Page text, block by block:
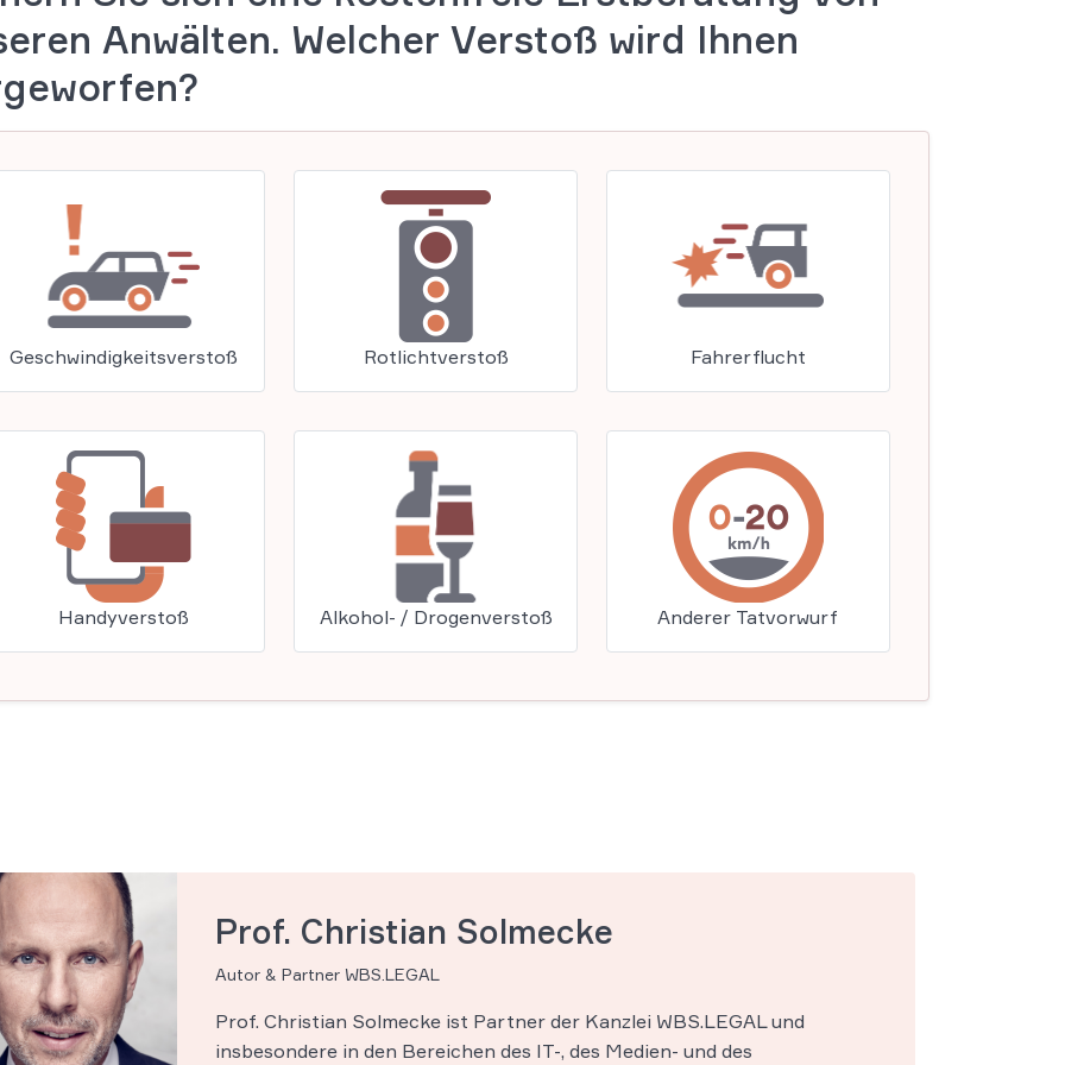
Anwälten. Welcher Verstoß wird Ihnen
Geschwindigkeitsverstoß Rotlichtverstoß Fahrerflucht
Handyverstoß Alkohol- / Drogenverstoß Anderer Tatvorwurf
Prof. Christian Solmecke
Autor & Partner WBS.LEGAL
Prof. Christian Solmecke ist Partner der Kanzlei WBS.LEGAL und
insbesondere in den Bereichen des IT-, des Medien- und des